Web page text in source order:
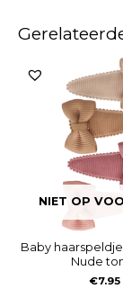
NIET OP
Baby
Nude
€7.95